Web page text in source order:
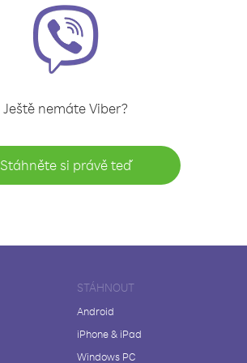
Ještě nemáte Viber?
Stáhněte si právě teď
STÁHNOUT
Android
iPhone & iPad
Windows PC